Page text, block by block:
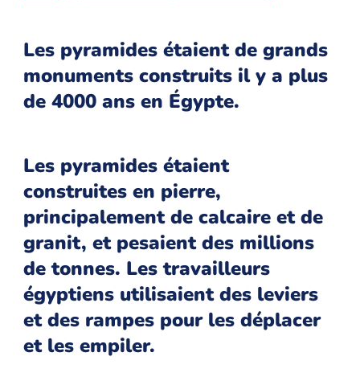
Les pyramides étaient de grands
monuments construits il y a plus
de 4000 ans en Égypte.
Les pyramides étaient
construites en pierre,
principalement de calcaire et de
granit, et pesaient des millions
de tonnes. Les travailleurs
égyptiens utilisaient des leviers
et des rampes pour les déplacer
et les empiler.